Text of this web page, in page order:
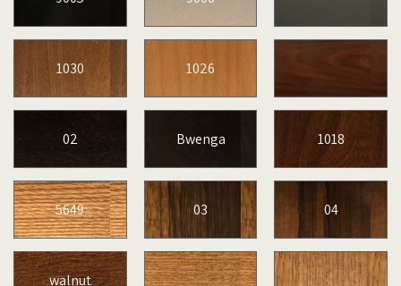
1026
1030
1018
Bwenga
02
04
03
5649
walnut